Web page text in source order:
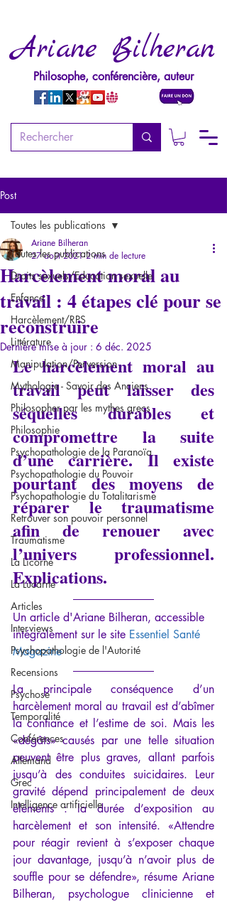
Ariane Bilheran
Philosophe, conférencière, auteur
Post
Toutes les publications
Droits sexuels/Education sexuelle
Enfance
Harcèlement/RPS
Littérature
Manipulation/Perversion
Mythologie - Savoir des Anciens
Philosopher par les mythes grecs
Philosophie
Psychopathologie de la Paranoïa
Psychopathologie du Pouvoir
Psychopathologie du Totalitarisme
Retrouver son pouvoir personnel
Traumatisme
La Licorne
La Lucarne
Articles
Interviews
Psychopathologie de l'Autorité
Recensions
Psychose
Temporalité
Conférences
Allemand
Grec
Intelligence artificielle
Toutes les publications
Harcèlement moral au
travail : 4 étapes clé pour se
reconstruire
Ariane Bilheran
27 août 2021 2 min de lecture
Dernière mise à jour : 6 déc. 2025
Le harcèlement moral au
travail peut laisser des
séquelles durables et
compromettre la suite
d’une carrière. Il existe
pourtant des moyens de
réparer le traumatisme
afin de renouer avec
l’univers professionnel.
Explications.
Un article d'Ariane Bilheran, accessible
intégralement sur le site Essentiel Santé
Magazine
La principale conséquence d’un
harcèlement moral au travail est d’abîmer
la confiance et l’estime de soi. Mais les
«dégâts» causés par une telle situation
peuvent être plus graves, allant parfois
jusqu’à des conduites suicidaires. Leur
gravité dépend principalement de deux
éléments : la durée d’exposition au
harcèlement et son intensité. «Attendre
pour réagir revient à s’exposer chaque
jour davantage, jusqu’à n’avoir plus de
souffle pour se défendre», résume Ariane
Bilheran, psychologue clinicienne et